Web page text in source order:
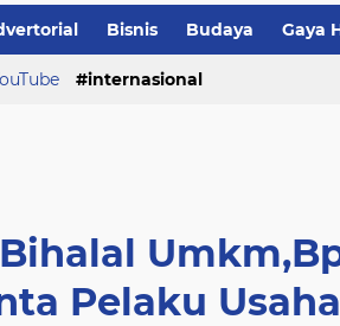
Bisnis Budaya Gaya
Pendidikan Peristiwa
internasional
Pelaku